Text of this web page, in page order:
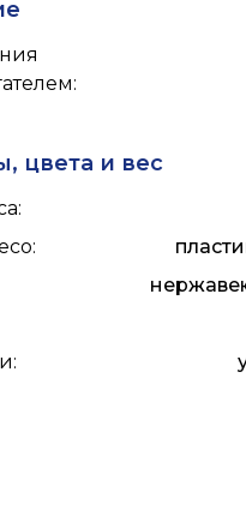
:
цвета и вес
:
:
: